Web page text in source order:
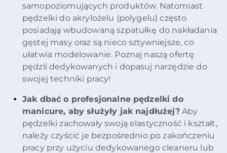
samopoziomujących produktów. Natomiast
pędzelki do akrylożelu (polygelu) często
posiadają wbudowaną szpatułkę do nakładania
gęstej masy oraz są nieco sztywniejsze, co
ułatwia modelowanie. Poznaj naszą ofertę
pędzli dedykowanych i dopasuj narzędzie do
swojej techniki pracy!
Jak dbać o profesjonalne pędzelki do
manicure, aby służyły jak najdłużej?Aby
pędzelki zachowały swoją elastyczność i kształt,
należy czyścić je bezpośrednio po zakończeniu
pracy przy użyciu dedykowanego cleaneru lub